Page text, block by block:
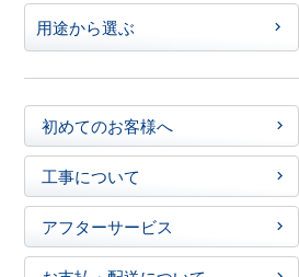
設置場所から選ぶ
用途から選ぶ
初めてのお客様へ
工事について